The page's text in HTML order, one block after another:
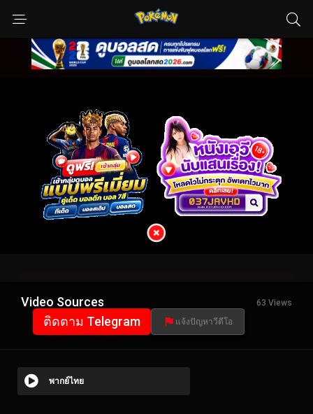
Video Sources 63 Views
ติดตาม Telegram แจ้งปัญหาวีดีโอ
พากย์ไทย